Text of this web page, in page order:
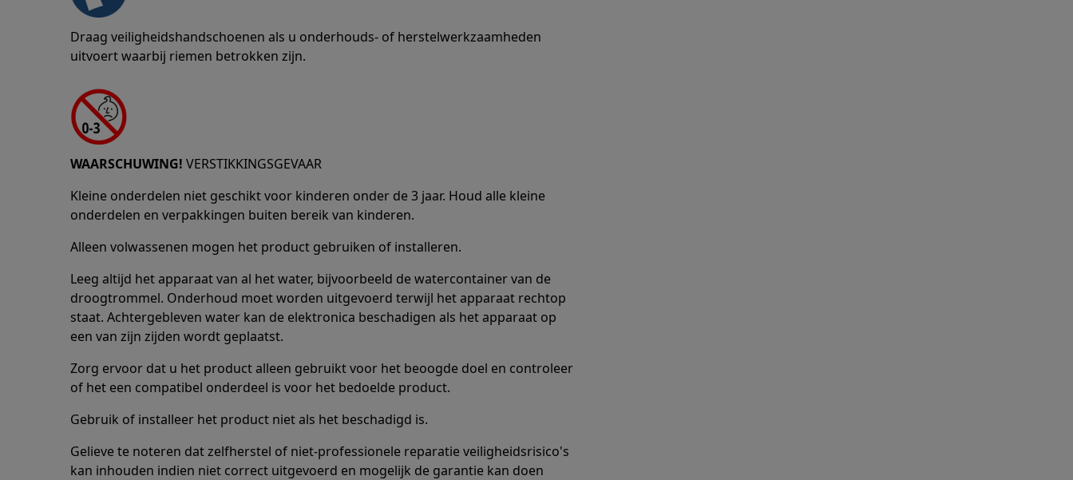
Draag veiligheidshandschoenen als u onderhouds- of herstelwerkzaamheden
uitvoert waarbij riemen betrokken zijn.
WAARSCHUWING! VERSTIKKINGSGEVAAR
Kleine onderdelen niet geschikt voor kinderen onder de 3 jaar. Houd alle kleine
onderdelen en verpakkingen buiten bereik van kinderen.
Alleen volwassenen mogen het product gebruiken of installeren.
Leeg altijd het apparaat van al het water, bijvoorbeeld de watercontainer van de
droogtrommel. Onderhoud moet worden uitgevoerd terwijl het apparaat rechtop
staat. Achtergebleven water kan de elektronica beschadigen als het apparaat op
een van zijn zijden wordt geplaatst.
Zorg ervoor dat u het product alleen gebruikt voor het beoogde doel en controleer
of het een compatibel onderdeel is voor het bedoelde product.
Gebruik of installeer het product niet als het beschadigd is.
Gelieve te noteren dat zelfherstel of niet-professionele reparatie veiligheidsrisico's
kan inhouden indien niet correct uitgevoerd en mogelijk de garantie kan doen